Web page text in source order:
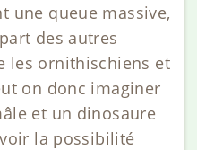
une queue massive,
des autres
les ornithischiens et
on donc imaginer
et un dinosaure
la possibilité